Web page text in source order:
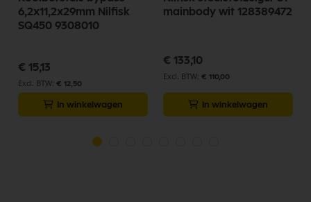
6,2x11,2x29mm Nilfisk
SQ450 9308010
€ 15,13
€ 12,50
In winkelwagen
mainbody wit 128389472
€ 133,10
€ 110,00
In winkelwagen